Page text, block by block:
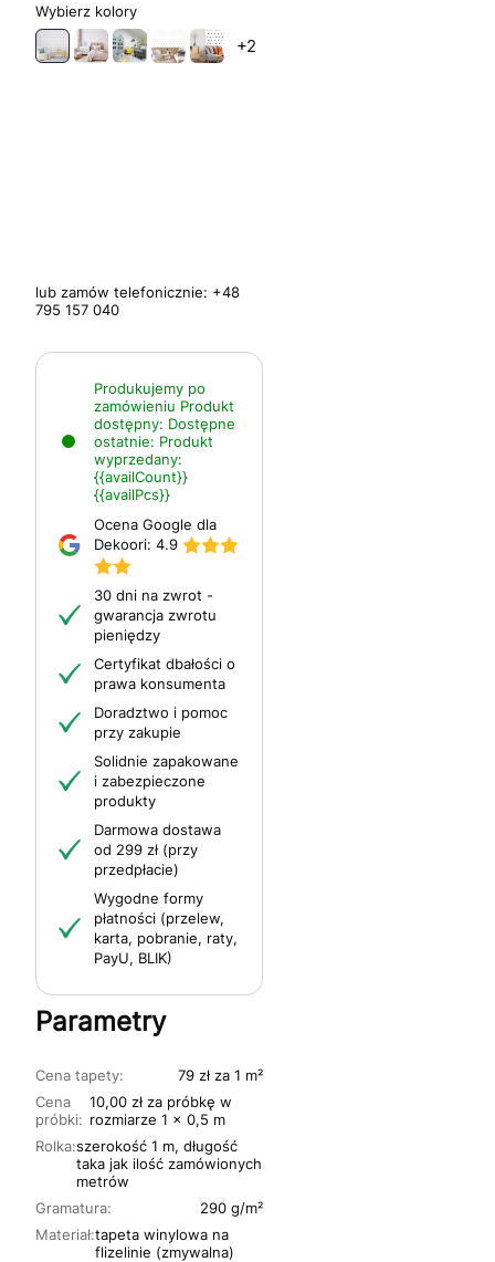
kolory
+2
lub zamów telefonicznie: +48
795 157 040
Produkujemy po
zamówieniu Produkt
dostępny: Dostępne
ostatnie: Produkt
wyprzedany:
{{availCount}}
{{availPcs}}
Ocena Google dla
Dekoori: 4.9
30 dni na zwrot -
gwarancja zwrotu
pieniędzy
Certyfikat dbałości o
prawa konsumenta
Doradztwo i pomoc
przy zakupie
Solidnie zapakowane
i zabezpieczone
produkty
Darmowa dostawa
od 299 zł (przy
przedpłacie)
Wygodne formy
płatności (przelew,
karta, pobranie, raty,
PayU, BLIK)
Parametry
Cena tapety:
79 zł za 1 m²
Cena
próbki:
10,00 zł za próbkę w
rozmiarze 1 x 0,5 m
Rolka:szerokość 1 m, długość
taka jak ilość zamówionych
metrów
Materiał:tapeta winylowa na
flizelinie (zmywalna)
Gramatura: 290 g/m²